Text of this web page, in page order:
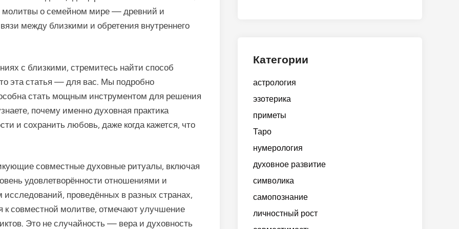
молитвы о семейном мире — древний и
между близкими и обретения внутреннего
с близкими, стремитесь найти способ
эта статья — для вас. Мы подробно
стать мощным инструментом для решения
почему именно духовная практика
и сохранить любовь, даже когда кажется, что
совместные духовные ритуалы, включая
удовлетворённости отношениями и
проведённых в разных странах,
совместной молитве, отмечают улучшение
Это не случайность — вера и духовность
Категории
астрология
эзотерика
приметы
Таро
нумерология
духовное развитие
символика
самопознание
личностный рост